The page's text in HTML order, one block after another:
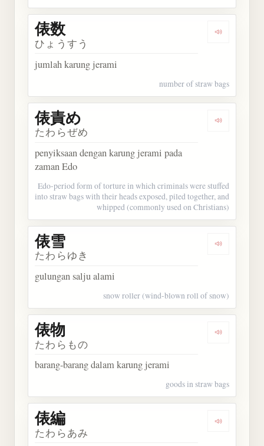
Dengarkan
俵数
ひょうすう
jumlah karung jerami
number of straw bags
Dengarkan
俵責め
たわらぜめ
penyiksaan dengan karung jerami pada
zaman Edo
Edo-period form of torture in which criminals were stuffed
into straw bags with their heads exposed, piled together, and
whipped (commonly used on Christians)
Dengarkan
俵雪
たわらゆき
gulungan salju alami
snow roller (wind-blown roll of snow)
Dengarkan
俵物
たわらもの
barang-barang dalam karung jerami
goods in straw bags
Dengarkan
俵編
たわらあみ